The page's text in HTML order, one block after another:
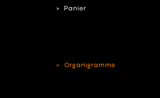
Panier
Organigramme